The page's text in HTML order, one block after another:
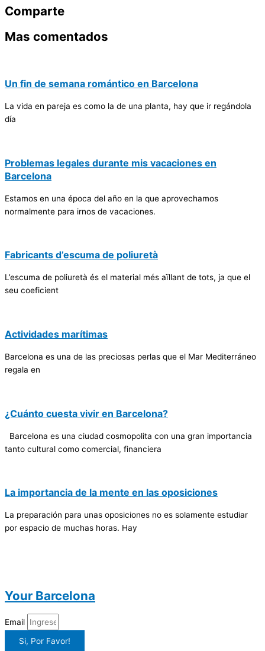
Comparte
Mas comentados
Un fin de semana romántico en Barcelona
La vida en pareja es como la de una planta, hay que ir regándola
día
Problemas legales durante mis vacaciones en
Barcelona
Estamos en una época del año en la que aprovechamos
normalmente para irnos de vacaciones.
Fabricants d’escuma de poliuretà
L’escuma de poliuretà és el material més aïllant de tots, ja que el
seu coeficient
Actividades marítimas
Barcelona es una de las preciosas perlas que el Mar Mediterráneo
regala en
¿Cuánto cuesta vivir en Barcelona?
Barcelona es una ciudad cosmopolita con una gran importancia
tanto cultural como comercial, financiera
La importancia de la mente en las oposiciones
La preparación para unas oposiciones no es solamente estudiar
por espacio de muchas horas. Hay
Your Barcelona
Email
Si, Por Favor!